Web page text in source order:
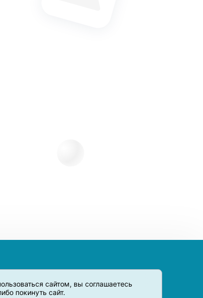
сайтом, вы соглашаетесь
покинуть сайт.